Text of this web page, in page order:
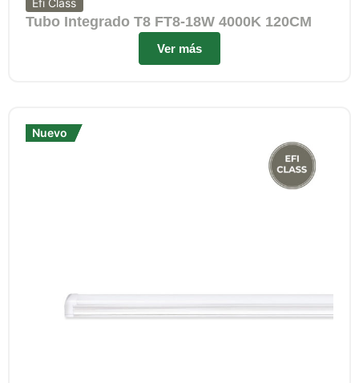
Tubo Integrado T8 FT8-18W 4000K 120CM
Ver más
Nuevo
Nuevo